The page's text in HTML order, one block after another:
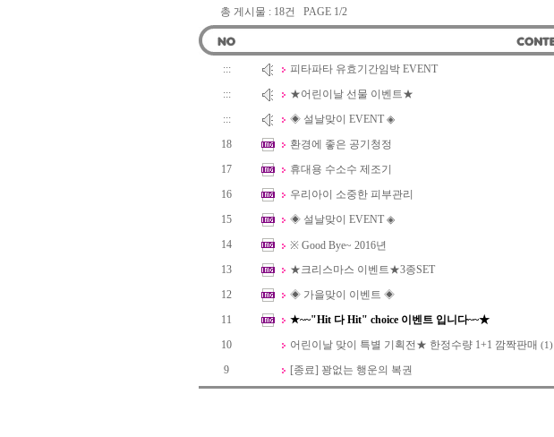
총 게시물 : 18건 PAGE 1/2
::: 피타파타 유효기간임박 EVENT
:::
★어린이날 선물 이벤트★
:::
◈ 설날맞이 EVENT ◈
18
환경에 좋은 공기청정
17
휴대용 수소수 제조기
16
우리아이 소중한 피부관리
15
◈ 설날맞이 EVENT ◈
14
※ Good Bye~ 2016년
13
★크리스마스 이벤트★3종SET
12
◈ 가을맞이 이벤트 ◈
11
★~~"Hit 다 Hit" choice 이벤트 입니다~~★
10
어린이날 맞이 특별 기획전★ 한정수량 1+1 깜짝판매 (1)
9
[종료] 꽝없는 행운의 복권